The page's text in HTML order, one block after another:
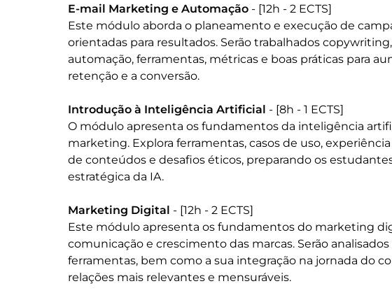
E-mail Marketing e Automação - [12h - 2 ECTS]
Este módulo aborda o planeamento e execução de
orientadas para resultados. Serão trabalhados
automação, ferramentas, métricas e boas práticas para
retenção e a conversão.
Introdução à Inteligência Artificial - [8h - 1 ECTS]
O módulo apresenta os fundamentos da inteligência
marketing. Explora ferramentas, casos de uso,
de conteúdos e desafios éticos, preparando os
estratégica da IA.
Marketing Digital - [12h - 2 ECTS]
Este módulo apresenta os fundamentos do marketing
comunicação e crescimento das marcas. Serão analisados
ferramentas, bem como a sua integração na jornada do
relações mais relevantes e mensuráveis.